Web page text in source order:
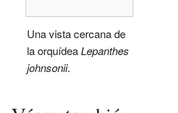
Una vista cercana de
la orquídeaLepanthes
johnsonii.